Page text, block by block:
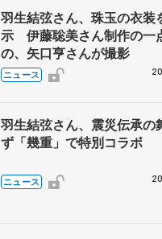
羽生結弦さん、珠玉の衣装
示 伊藤聡美さん制作の一
の、矢口亨さんが撮影
ニュース
羽生結弦さん、震災伝承
ず「幾重」で特別コラボ
ニュース